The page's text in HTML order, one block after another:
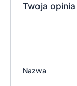
Twoja opinia
Nazwa